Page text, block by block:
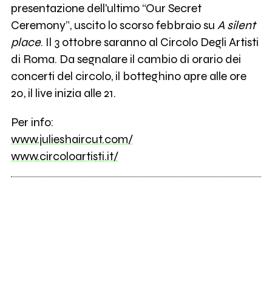
presentazione dell'ultimo “Our Secret
Ceremony”, uscito lo scorso febbraio su A silent
place. Il 3 ottobre saranno al Circolo Degli Artisti
di Roma. Da segnalare il cambio di orario dei
concerti del circolo, il botteghino apre alle ore
20, il live inizia alle 21.
Per info:
www.julieshaircut.com/
www.circoloartisti.it/